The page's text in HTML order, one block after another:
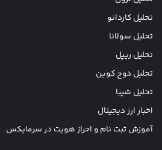
تحلیل کاردانو
تحلیل سولانا
تحلیل ریپل
تحلیل دوج کوین
تحلیل شیبا
اخبار ارز دیجیتال
آموزش ثبت نام و احراز هویت در سرمایکس